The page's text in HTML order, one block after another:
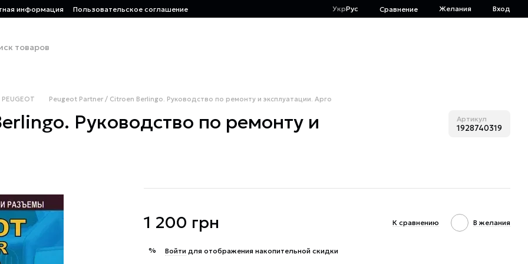
информация Пользовательское соглашение УкрРус Сравнение Желания Вход
PEUGEOT Peugeot Partner / Citroen Berlingo. Руководство по ремонту и эксплуатации. Арго
Руководство по ремонту и
Артикул
1928740319
1 200 грн К сравнению В желания
% Войти для отображения накопительной скидки